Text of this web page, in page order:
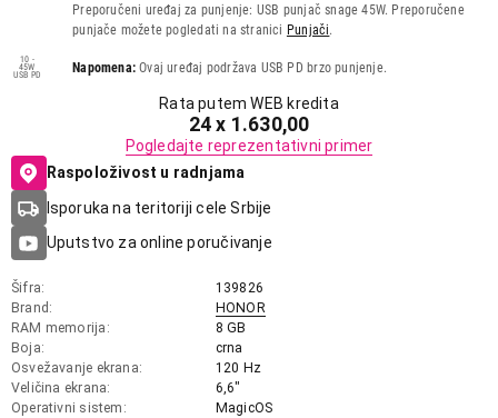
Preporučeni uređaj za punjenje: USB punjač snage 45W. Preporučene
punjače možete pogledati na stranici Punjači.
10 -
45W
USB PD Napomena: Ovaj uređaj podržava USB PD brzo punjenje.
Rata putem WEB kredita
24 x 1.630,00
Pogledajte reprezentativni primer
Raspoloživost u radnjama
Isporuka na teritoriji cele Srbije
Uputstvo za online poručivanje
Šifra
139826
Brand
HONOR
RAM memorija
8 GB
Boja
crna
Osvežavanje ekrana
120 Hz
Veličina ekrana
6,6"
Operativni sistem
MagicOS